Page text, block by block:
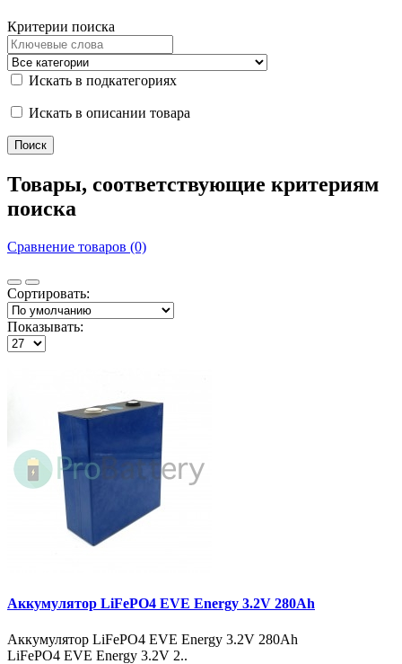
Критерии поиска
Искать в подкатегориях
Искать в описании товара
Товары, соответствующие критериям
поиска
Сравнение товаров (0)
Сортировать:
Показывать:
Аккумулятор LiFePO4 EVE Energy 3.2V 280Ah
Аккумулятор LiFePO4 EVE Energy 3.2V 280Ah
LiFePO4 EVE Energy 3.2V 2..